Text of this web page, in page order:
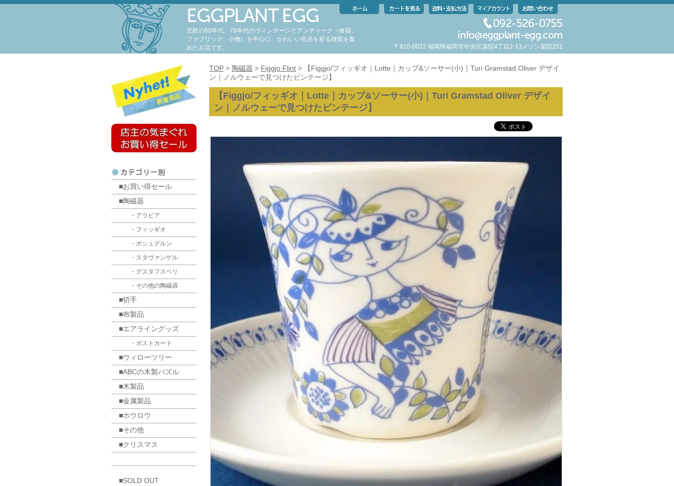
北欧の60年代、70年代のヴィンテージとアンティーク（食器、
ファブリック、小物）を中心に、かわいい生活を彩る雑貨を集
めたお店です。
〒810-0022 福岡県福岡市中央区薬院4丁目2-13メゾン薬院201
TOP > 陶磁器 > Figgjo Flint > 【Figgjo/フィッギオ｜Lotte｜カップ&ソーサー(小)｜Turi Gramstad Oliver デザイ
ン｜ノルウェーで見つけたビンテージ】
【Figgjo/フィッギオ｜Lotte｜カップ&ソーサー(小)｜Turi Gramstad Oliver デザイ
ン｜ノルウェーで見つけたビンテージ】
■お買い得セール
■陶磁器
・アラビア
・フィッギオ
・ポシュグルン
・スタヴァンゲル
・グスタフスベリ
・その他の陶磁器
■切手
■布製品
■エアライングッズ
・ポストカード
■ウィローツリー
■ABCの木製パズル
■木製品
■金属製品
■ホウロウ
■その他
■クリスマス
■SOLD OUT